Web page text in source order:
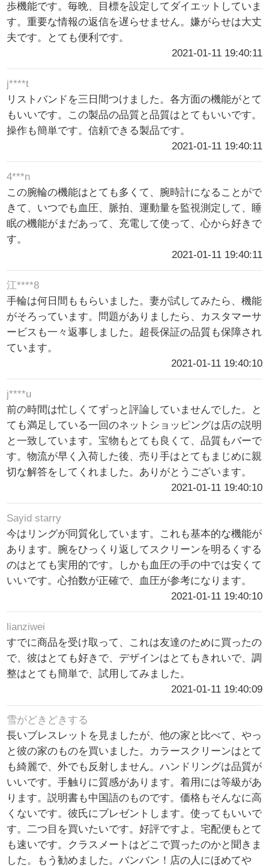
歩機能です。毎晩、目標を設定してダイエットしていま
す。重要な情報の返信を遅らせません。嫌がらせは大丈
夫です。とても便利です。
2021-01-11 19:40:11
j****t
リストバンドを三日間つけました。各方面の機能がとて
もいいです。この製品の品質と品質はとてもいいです。
操作も簡単です。信頼できる製品です。
2021-01-11 19:40:11
4***n
この腕輪の機能はとても多くて、腕時計になることがで
きて、いつでも血圧、脈拍、運動量を監視測定して、睡
眠の機能がまだあって、充電して使って、心から好きで
す。
2021-01-11 19:40:11
江****8
手輪は何日間ももらいました。妻が試してみたら、機能
がそろっています。問題がありましたら、カスタマーサ
ービスも一々返事しました。超長保証の品質も保障され
ています。
2021-01-11 19:40:10
j****u
前の時間は忙しくてずっと評論していませんでした。と
ても満足している一回のネットショッピングは店の説明
と一致しています。宝物もとても良くて、品質もバーで
す。物流が早く入荷した後、売り手はとてもまじめに親
切な解答をしてくれました。ありがとうございます。
2021-01-11 19:40:10
Sayid starry
今はリングが同質化しています。これも基本的な機能が
あります。腕をひっくり返してスクリーンを明るくする
のはとても実用的です。しかも血圧の手の中では安くて
いいです。心拍数が正確で、血圧が参考になります。
2021-01-11 19:40:10
lianziwei
すでに商品を受け取って、これは友達のために買ったの
で、彼はとても好きで、デザインはとてもきれいで、調
整はとても簡単で、試用してみました。
2021-01-11 19:40:09
雪がどきどきする
長いブレスレットを見ましたが、他の家と比べて、やっ
と彼の家のものを買いました。カラースクリーンはとて
も綺麗で、外でも反射しません。ハンドリングは品質が
いいです。手触りに質感があります。着用には等級があ
ります。説明書も中国語のものです。価格もそんなに高
くないです。彼氏にプレゼントします。使ってもいいで
す。二つ目を買いたいです。好評ですよ。宅配便もとて
も速いです。クラスメートはどこで買ったのかと聞きま
した。もう勧めました。バンバン！店の人にほめてや